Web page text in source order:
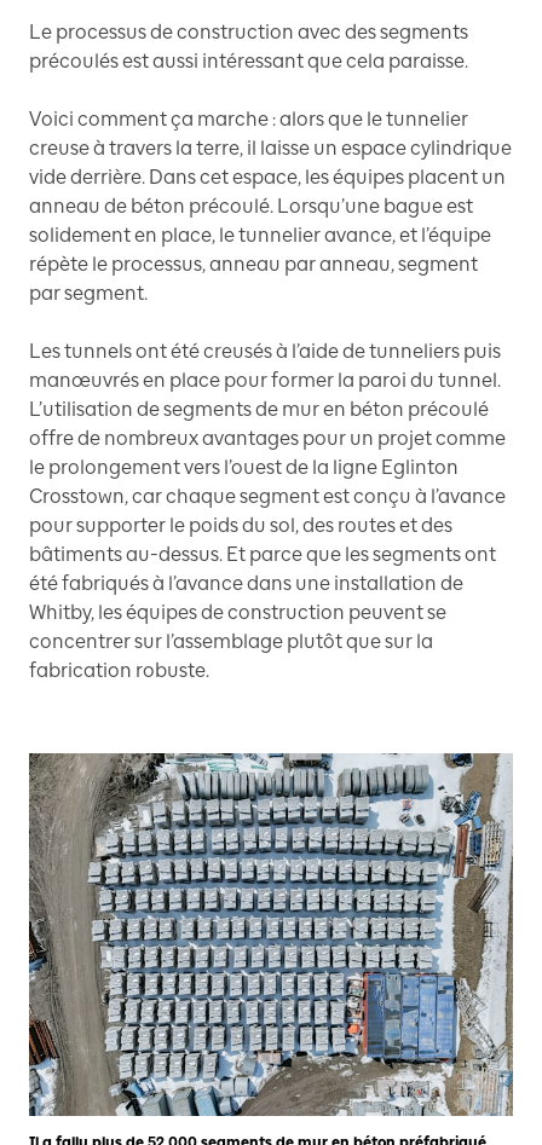
Le processus de construction avec des segments
précoulés est aussi intéressant que cela paraisse.
Voici comment ça marche : alors que le tunnelier
creuse à travers la terre, il laisse un espace cylindrique
vide derrière. Dans cet espace, les équipes placent un
anneau de béton précoulé. Lorsqu’une bague est
solidement en place, le tunnelier avance, et l’équipe
répète le processus, anneau par anneau, segment
par segment.
Les tunnels ont été creusés à l’aide de tunneliers puis
manœuvrés en place pour former la paroi du tunnel.
L’utilisation de segments de mur en béton précoulé
offre de nombreux avantages pour un projet comme
le prolongement vers l’ouest de la ligne Eglinton
Crosstown, car chaque segment est conçu à l’avance
pour supporter le poids du sol, des routes et des
bâtiments au-dessus. Et parce que les segments ont
été fabriqués à l’avance dans une installation de
Whitby, les équipes de construction peuvent se
concentrer sur l’assemblage plutôt que sur la
fabrication robuste.